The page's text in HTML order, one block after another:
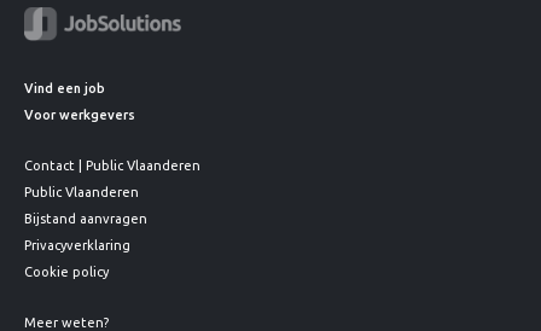
Vind een job
Voor werkgevers
Contact | Public Vlaanderen
Public Vlaanderen
Bijstand aanvragen
Privacyverklaring
Cookie policy
Meer weten?